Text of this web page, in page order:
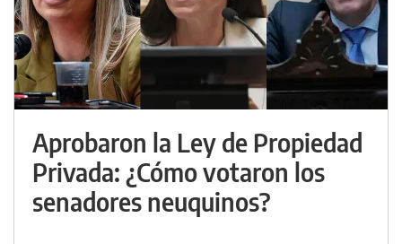
Aprobaron la Ley de Propiedad
Privada: ¿Cómo votaron los
senadores neuquinos?